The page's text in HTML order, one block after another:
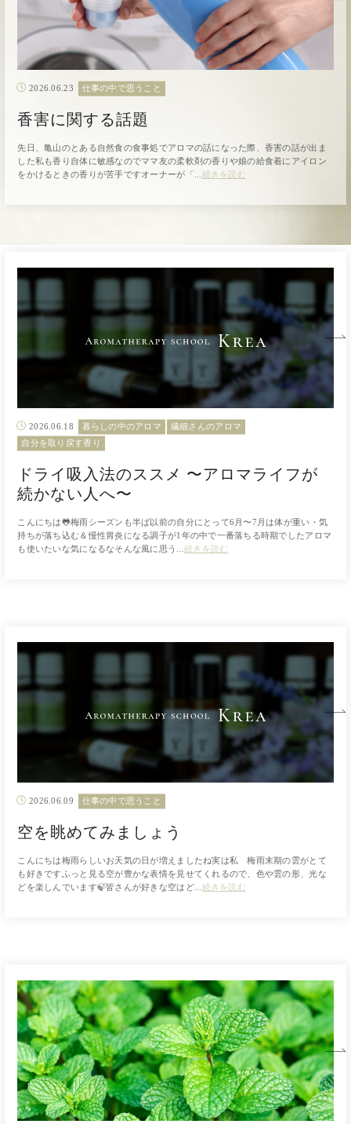
2026.06.23 仕事の中で思うこと
香害に関する話題
先日、亀山のとある自然食の食事処でアロマの話になった際、香害の話が出ま
した私も香り自体に敏感なのでママ友の柔軟剤の香りや娘の給食着にアイロン
をかけるときの香りが苦手ですオーナーが「... 続きを読む
2026.06.18 暮らしの中のアロマ
繊細さんのアロマ
自分を取り戻す香り
ドライ吸入法のススメ 〜アロマライフが
続かない人へ〜
こんにちは🐸梅雨シーズンも半ば以前の自分にとって6月〜7月は体が重い・気
持ちが落ち込む＆慢性胃炎になる調子が1年の中で一番落ちる時期でしたアロマ
も使いたいな気になるなそんな風に思う...続きを読む
2026.06.09 仕事の中で思うこと
空を眺めてみましょう
こんにちは梅雨らしいお天気の日が増えましたね実は私 梅雨末期の雲がとて
も好きですふっと見る空が豊かな表情を見せてくれるので、色や雲の形、光な
どを楽しんでいます🍃皆さんが好きな空はど... 続きを読む